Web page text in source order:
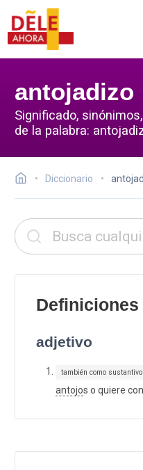
antojadizo
Significado,
de la palabra:
Diccionario
Definiciones
adjetivo
también como sustantivo
antojos o quiere